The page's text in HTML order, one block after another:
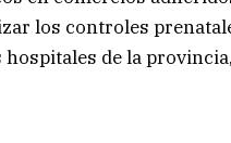
los controles
hospitales de la